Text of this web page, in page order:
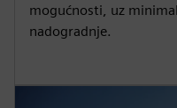
mogućnosti, uz
nadogradnje.